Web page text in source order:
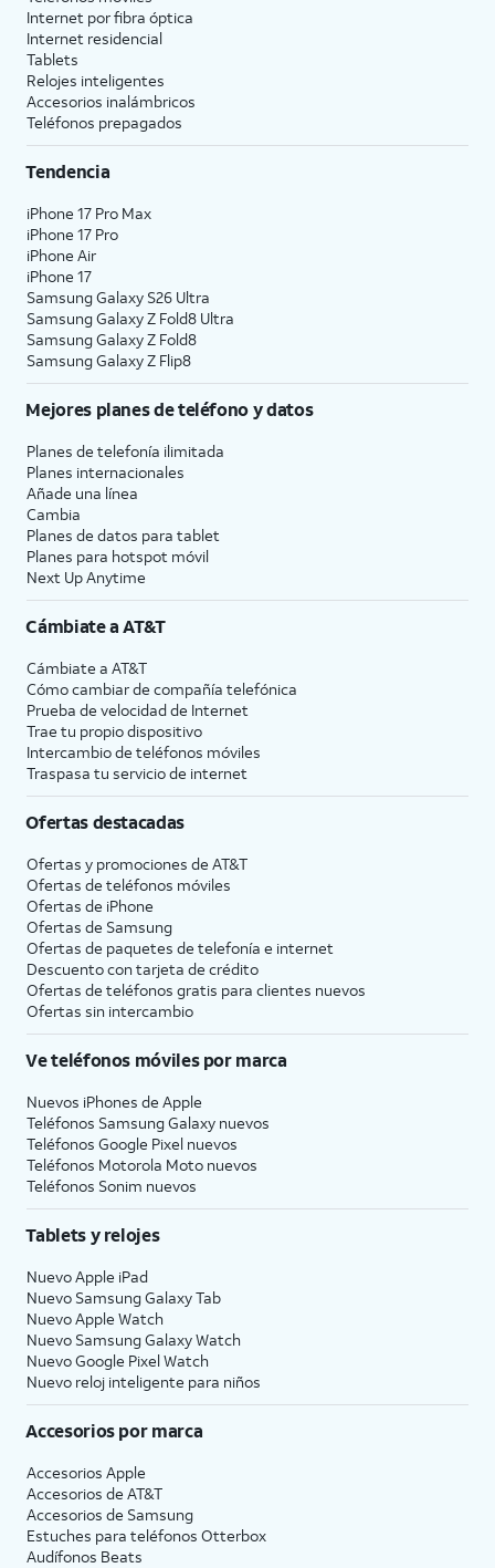
Internet por fibra óptica
Internet residencial
Tablets
Relojes inteligentes
Accesorios inalámbricos
Teléfonos prepagados
Tendencia
iPhone 17 Pro Max
iPhone 17 Pro
iPhone Air
iPhone 17
Samsung Galaxy S26 Ultra
Samsung Galaxy Z Fold8 Ultra
Samsung Galaxy Z Fold8
Samsung Galaxy Z Flip8
Mejores planes de teléfono y datos
Planes de telefonía ilimitada
Planes internacionales
Añade una línea
Cambia
Planes de datos para tablet
Planes para hotspot móvil
Next Up Anytime
Cámbiate aAT&T
Cámbiate a AT&T
Cómo cambiar de compañía telefónica
Prueba de velocidad de Internet
Trae tu propio dispositivo
Intercambio de teléfonos móviles
Traspasa tu servicio de internet
Ofertas destacadas
Ofertas y promociones de AT&T
Ofertas de teléfonos móviles
Ofertas de iPhone
Ofertas de Samsung
Ofertas de paquetes de telefonía e internet
Descuento con tarjeta de crédito
Ofertas de teléfonos gratis para clientes nuevos
Ofertas sin intercambio
Ve teléfonos móviles por marca
Nuevos iPhones de Apple
Teléfonos Samsung Galaxy nuevos
Teléfonos Google Pixel nuevos
Teléfonos Motorola Moto nuevos
Teléfonos Sonim nuevos
Tablets y relojes
Nuevo Apple iPad
Nuevo Samsung Galaxy Tab
Nuevo Apple Watch
Nuevo Samsung Galaxy Watch
Nuevo Google Pixel Watch
Nuevo reloj inteligente para niños
Accesorios por marca
Accesorios Apple
Accesorios de AT&T
Accesorios de Samsung
Estuches para teléfonos Otterbox
Audífonos Beats